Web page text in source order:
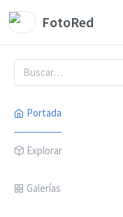
FotoRed
Portada
Explorar
Galerías